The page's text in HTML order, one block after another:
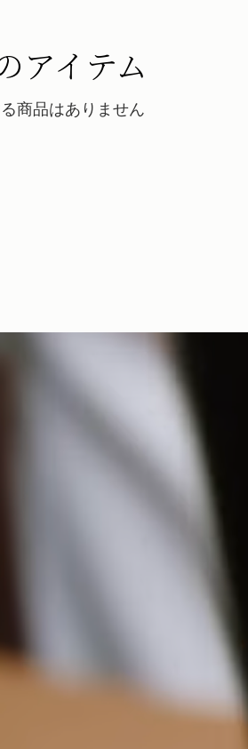
アイテム
商品はありません